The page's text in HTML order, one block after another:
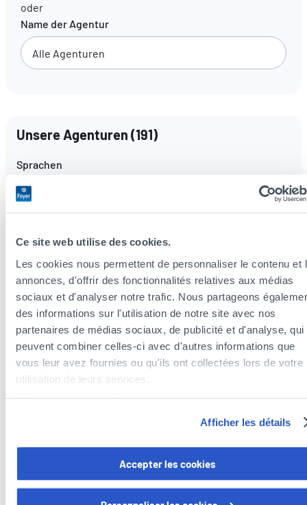
Ce site web utilise des cookies.
Les cookies nous permettent de personnaliser le contenu et
annonces, d'offrir des fonctionnalités relatives aux médias
sociaux et d'analyser notre trafic. Nous partageons
des informations sur l'utilisation de notre site avec nos
partenaires de médias sociaux, de publicité et d'analyse, qui
peuvent combiner celles-ci avec d'autres informations que
vous leur avez fournies ou qu'ils ont collectées lors de votre
utilisation de leurs services.
Vous avez la possibilité de retirer votre consentement à tout
moment en cliquant sur le lien "gestion des cookies" en bas
Afficher les détails
Accepter les cookies
oder
Name der Agentur
Unsere Agenturen (191)
Sprachen
Alle Sprachen
Versicherungsagenten in der Nähe der
Gemeinde Bissen
Versicherungsagenten in der Gemeinde Mertzig
Versicherungsagenten in der Gemeinde Nommern
Versicherungsagenten in der Gemeinde Vichten
Versicherungsagenten in der Gemeinde Colmar-Berg